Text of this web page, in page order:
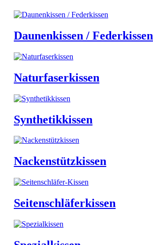
Daunenkissen / Federkissen
Naturfaserkissen
Synthetikkissen
Nackenstützkissen
Seitenschläferkissen